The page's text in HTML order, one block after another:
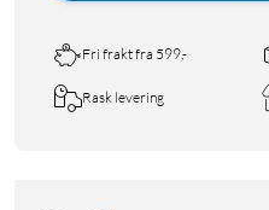
Fri frakt fra 599,-
Rask levering